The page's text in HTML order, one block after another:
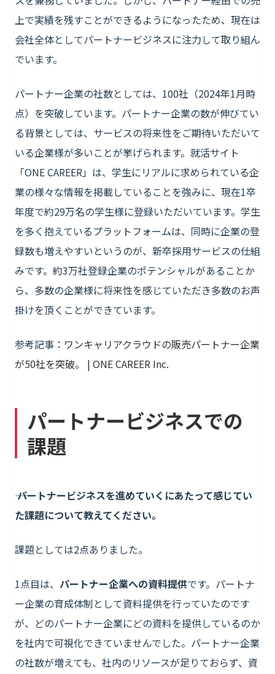
上で実績を残すことができるようになったため、現在は
会社全体としてパートナービジネスに注力して取り組ん
でいます。
パートナー企業の社数としては、100社（2024年1月時
点）を突破しています。パートナー企業の数が伸びてい
る背景としては、サービスの将来性をご期待いただいて
いる企業様が多いことが挙げられます。就活サイト
「ONE CAREER」は、学生にリアルに求められている企
業の様々な情報を掲載していることを強みに、現在1卒
年度で約29万名の学生様に登録いただいています。学生
を多く抱えているプラットフォームは、同時に企業の登
録数も増えやすいというのが、新卒採用サービスの仕組
みです。約3万社登録企業のポテンシャルがあることか
ら、多数の企業様に将来性を感じていただき多数のお声
掛けを頂くことができています。
参考記事： ワンキャリアクラウドの販売パートナー企業
が50社を突破。 | ONE CAREER Inc.
パートナービジネスでの
課題
―― パートナービジネスを進めていくにあたって感じてい
た課題について教えてください。
課題としては2点ありました。
1点目は、 パートナー企業への資料提供です。パートナ
ー企業の育成体制として資料提供を行っていたのです
が、どのパートナー企業にどの資料を提供しているのか
を社内で可視化できていませんでした。パートナー企業
の社数が増えても、社内のリソースが足りておらず、資